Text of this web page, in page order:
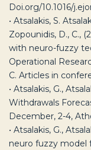
Doi.org/10.1016/
• Atsalakis, S.
Zopounidis, D., C.,
with neuro-fuzzy
Operational
C. Articles in
• Atsalakis, G.,
Withdrawals
December, 2-4,
• Atsalakis, G.,
neuro fuzzy model